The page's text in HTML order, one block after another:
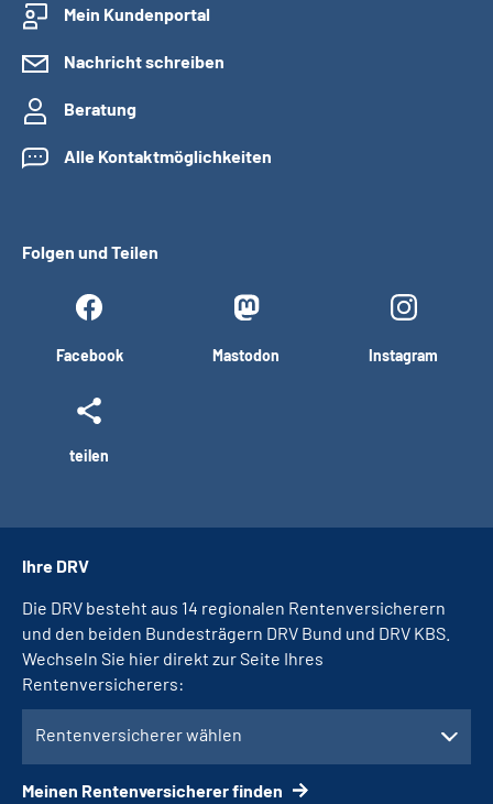
Mein Kundenportal
Nachricht schreiben
Beratung
Alle Kontaktmöglichkeiten
Folgen und Teilen
Facebook Mastodon Instagram
teilen
Ihre DRV
Die DRV besteht aus 14 regionalen Rentenversicherern
und den beiden Bundesträgern DRV Bund und DRV KBS.
Wechseln Sie hier direkt zur Seite Ihres
Rentenversicherers:
Rentenversicherer wählen
Meinen Rentenversicherer finden